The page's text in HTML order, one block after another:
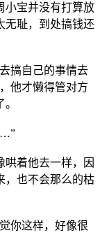
小宝并没有打算放
无耻，到处搞钱还
搞自己的事情去
他才懒得管对方
着他去一样，因
，也不会那么的枯
你这样，好像很